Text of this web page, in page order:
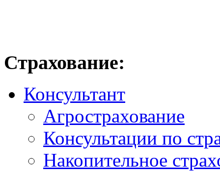
Страхование:
Консультант
Агрострахование
Консультации по
Накопительное